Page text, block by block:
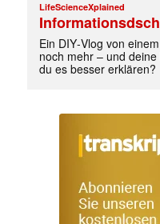
jede Woche
LifeScienceXplained
Ein DIY‑Vlog von
noch mehr – und
du es besser erklären?